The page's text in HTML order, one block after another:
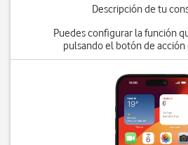
Descripción de tu
Puedes configurar la función
pulsando el botón de